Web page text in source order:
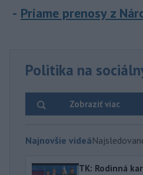
Priame prenosy z
Politika na
Zobraziť viac
Najnovšie videá
TK: Rodinná